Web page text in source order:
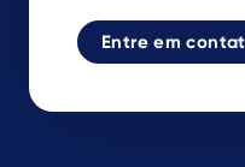
Entre em